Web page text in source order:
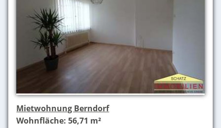
Mietwohnung Berndorf
Wohnfläche: 56,71 m²